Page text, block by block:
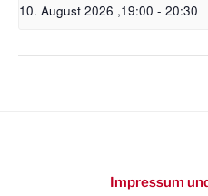
10. August 2026 ,19:00 - 20:30
Impressum